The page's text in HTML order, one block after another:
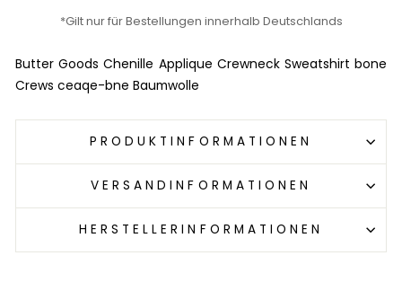
*Gilt nur für Bestellungen innerhalb Deutschlands
Butter Goods Chenille Applique Crewneck Sweatshirt bone
Crews ceaqe-bne Baumwolle
PRODUKTINFORMATIONEN
VERSANDINFORMATIONEN
HERSTELLERINFORMATIONEN